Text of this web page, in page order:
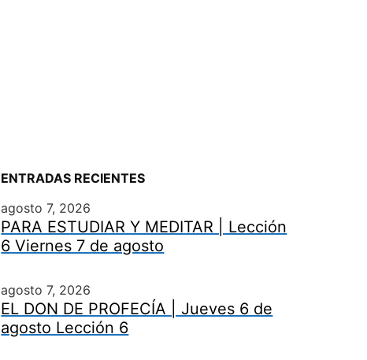
ENTRADAS RECIENTES
agosto 7, 2026
PARA ESTUDIAR Y MEDITAR | Lección
6 Viernes 7 de agosto
agosto 7, 2026
EL DON DE PROFECÍA | Jueves 6 de
agosto Lección 6